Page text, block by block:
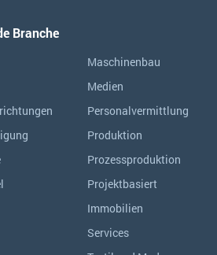
Branche
Maschinenbau
Medien
Personalvermittlung
Produktion
Prozessproduktion
Projektbasiert
Immobilien
Services